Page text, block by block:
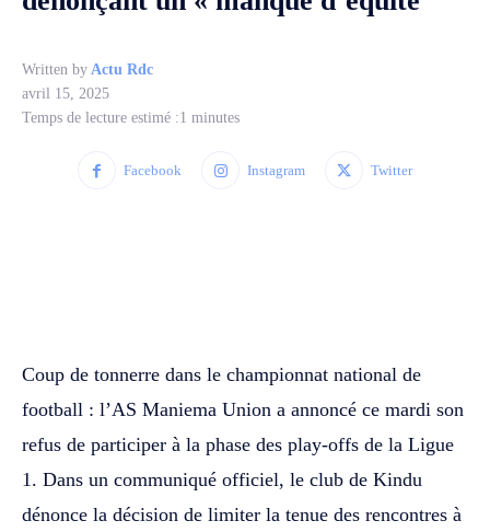
Written by Actu Rdc
avril 15, 2025
Temps de lecture estimé :1 minutes
Facebook Instagram Twitter
Coup de tonnerre dans le championnat national de
football : l’AS Maniema Union a annoncé ce mardi son
refus de participer à la phase des play-offs de la Ligue
1. Dans un communiqué officiel, le club de Kindu
dénonce la décision de limiter la tenue des rencontres à